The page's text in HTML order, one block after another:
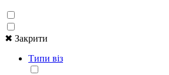
✖ Закрити
Типи віз